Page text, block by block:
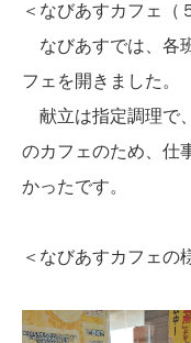
＜なびあすカフェ（
なびあすでは、各
フェを開きました。
献立は指定調理で
のカフェのため、仕
かったです。
＜なびあすカフェの